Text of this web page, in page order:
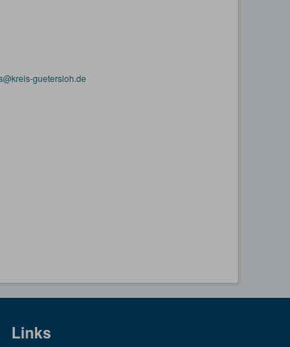
guetersloh.de
Links